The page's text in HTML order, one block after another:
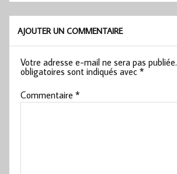
AJOUTER UN COMMENTAIRE
Votre adresse e-mail ne sera pas publiée.
obligatoires sont indiqués avec*
Commentaire*